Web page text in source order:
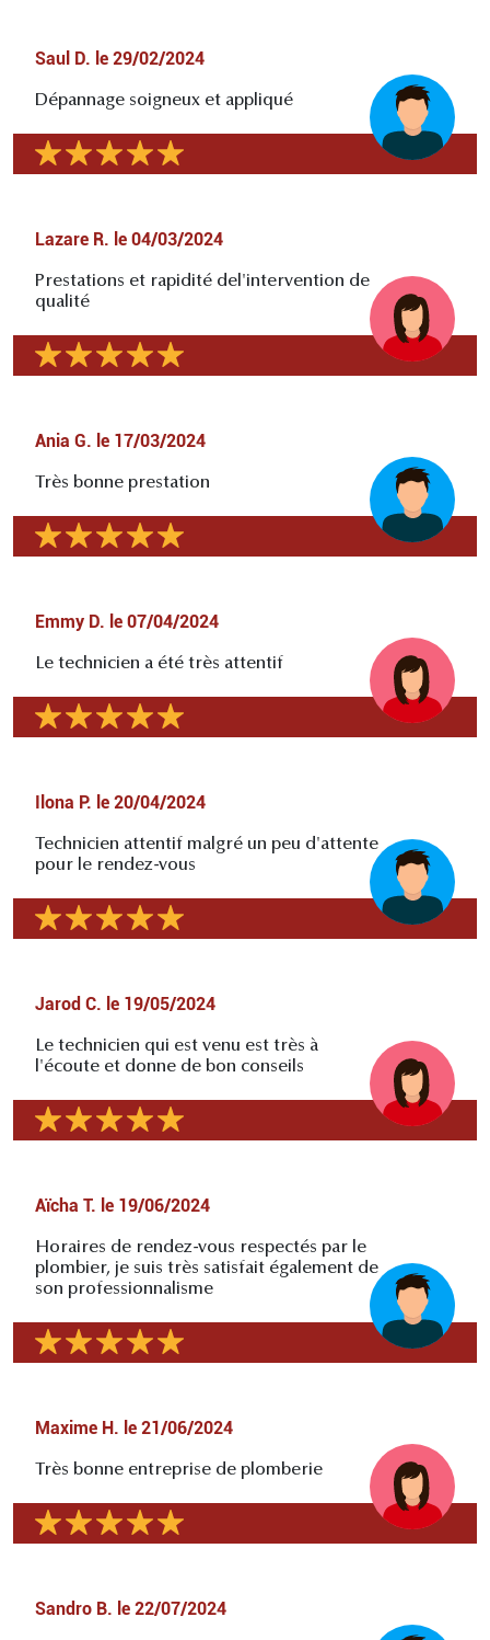
Saul D. le 29/02/2024
Dépannage soigneux et appliqué
Lazare R. le 04/03/2024
Prestations et rapidité del'intervention de
qualité
Ania G. le 17/03/2024
Très bonne prestation
Emmy D. le 07/04/2024
Le technicien a été très attentif
Ilona P. le 20/04/2024
Technicien attentif malgré un peu d'attente
pour le rendez-vous
Jarod C. le 19/05/2024
Le technicien qui est venu est très à
l'écoute et donne de bon conseils
Aïcha T. le 19/06/2024
Horaires de rendez-vous respectés par le
plombier, je suis très satisfait également de
son professionnalisme
Maxime H. le 21/06/2024
Très bonne entreprise de plomberie
Sandro B. le 22/07/2024